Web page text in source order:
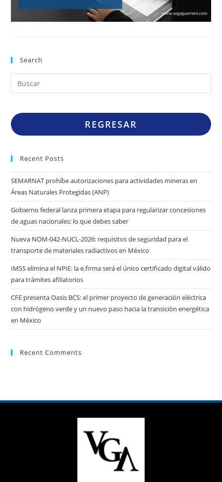
Search
REGRESAR
Recent Posts
SEMARNAT prohíbe autorizaciones para actividades mineras en
Áreas Naturales Protegidas (ANP)
Gobierno federal lanza primera etapa para regularizar concesiones
de aguas nacionales: lo que debes saber
Nueva NOM-042-NUCL-2026: requisitos de seguridad para el
transporte de materiales radiactivos en México
IMSS elimina el NPIE: la e.firma será el único certificado digital válido
para trámites afiliatorios
CFE presenta Oasis BCS: el primer proyecto de generación eléctrica
con hidrógeno verde y un nuevo paso hacia la transición energética
en México
Recent Comments